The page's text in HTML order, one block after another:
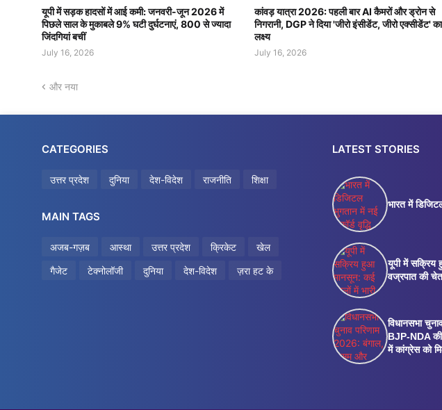
यूपी में सड़क हादसों में आई कमी: जनवरी-जून 2026 में
पिछले साल के मुकाबले 9% घटी दुर्घटनाएं, 800 से ज्यादा
जिंदगियां बचीं
July 16, 2026
कांवड़ यात्रा 2026: पहली बार AI कैमरों और ड्रोन से
निगरानी, DGP ने दिया 'जीरो इंसीडेंट, जीरो एक्सीडेंट' का
लक्ष्य
July 16, 2026
और नया
CATEGORIES
उत्तर प्रदेश दुनिया देश-विदेश राजनीति शिक्षा
MAIN TAGS
अजब-गज़ब आस्था उत्तर प्रदेश क्रिकेट
खेल
गैजेट
टेक्नोलॉजी दुनिया देश-विदेश ज़रा हट के
LATEST STORIES
भारत में
यूपी में सक्रिय
वज्रपात की
विधानसभा
BJP-NDA
में कांग्रेस को